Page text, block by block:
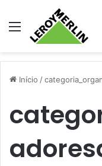
Menu
Início /